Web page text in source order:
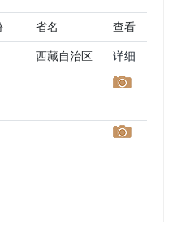
省名 查看
西藏自治区 详细